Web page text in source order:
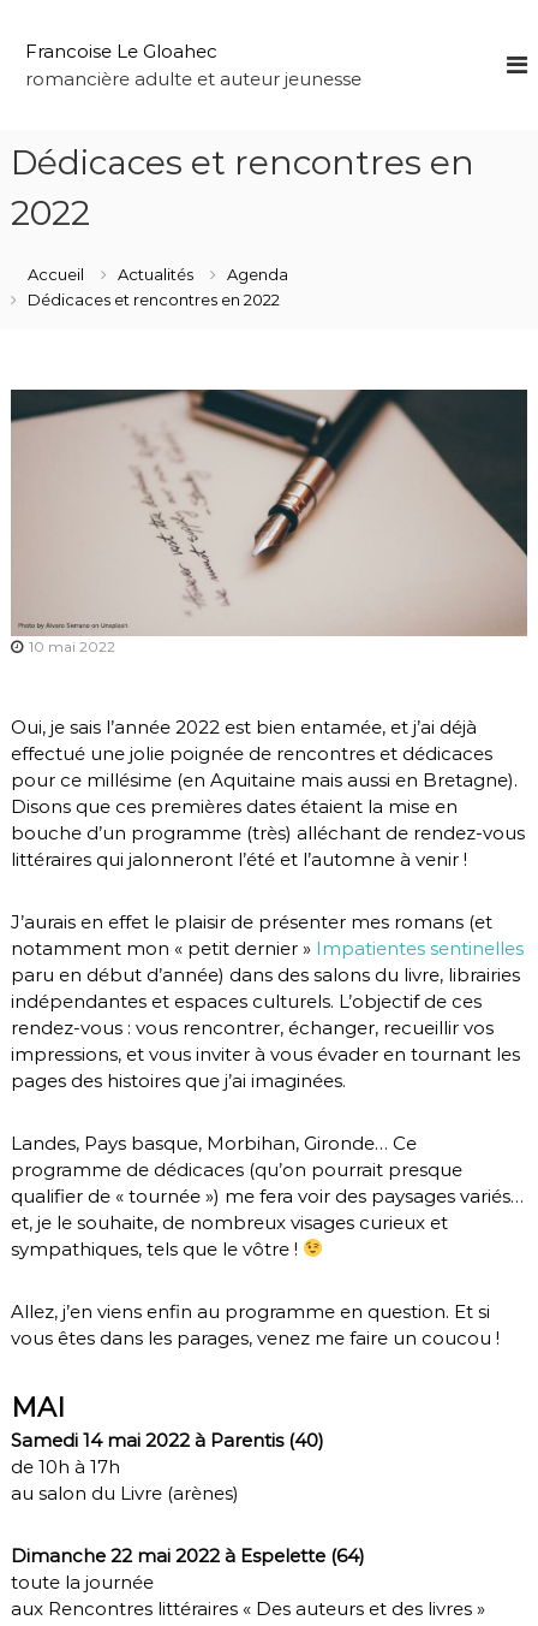
Francoise Le Gloahec
romancière adulte et auteur jeunesse
Dédicaces et rencontres en
2022
Accueil Actualités
Agenda
Dédicaces et rencontres en 2022
10 mai 2022
Oui, je sais l’année 2022 est bien entamée, et j’ai déjà
effectué une jolie poignée de rencontres et dédicaces
pour ce millésime (en Aquitaine mais aussi en Bretagne).
Disons que ces premières dates étaient la mise en
bouche d’un programme (très) alléchant de rendez-vous
littéraires qui jalonneront l’été et l’automne à venir !
J’aurais en effet le plaisir de présenter mes romans (et
notamment mon « petit dernier » Impatientes sentinelles
paru en début d’année) dans des salons du livre, librairies
indépendantes et espaces culturels. L’objectif de ces
rendez-vous : vous rencontrer, échanger, recueillir vos
impressions, et vous inviter à vous évader en tournant les
pages des histoires que j’ai imaginées.
Landes, Pays basque, Morbihan, Gironde… Ce
programme de dédicaces (qu’on pourrait presque
qualifier de « tournée ») me fera voir des paysages variés…
et, je le souhaite, de nombreux visages curieux et
sympathiques, tels que le vôtre !
Allez, j’en viens enfin au programme en question. Et si
vous êtes dans les parages, venez me faire un coucou !
MAI
Samedi 14 mai 2022 à Parentis (40)
de 10h à 17h
au salon du Livre (arènes)
Dimanche 22 mai 2022 à Espelette (64)
toute la journée
aux Rencontres littéraires « Des auteurs et des livres »